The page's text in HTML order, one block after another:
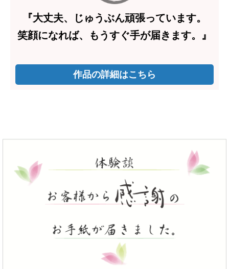
『大丈夫、じゅうぶん頑張っています。
笑顔になれば、もうすぐ手が届きます。』
作品の詳細はこちら